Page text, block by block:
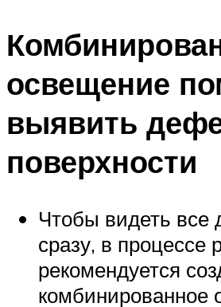
освещение
выявить
поверхности
Чтобы видеть все
сразу, в процессе
рекомендуется
комбинированное